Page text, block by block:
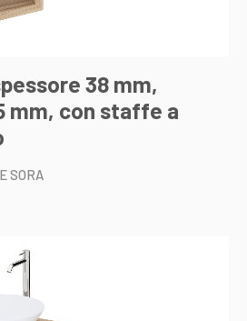
38 mm,
mm, con staffe a
SORA